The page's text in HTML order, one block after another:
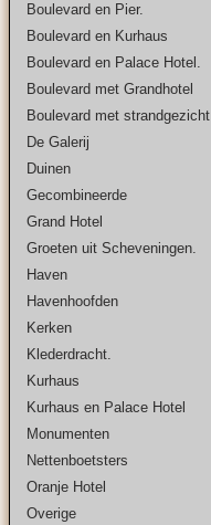
Boulevard en Pier.
Boulevard en Kurhaus
Boulevard en Palace Hotel.
Boulevard met Grandhotel
Boulevard met strandgezicht
De Galerij
Duinen
Gecombineerde
Grand Hotel
Groeten uit Scheveningen.
Haven
Havenhoofden
Kerken
Klederdracht.
Kurhaus
Kurhaus en Palace Hotel
Monumenten
Nettenboetsters
Oranje Hotel
Overige